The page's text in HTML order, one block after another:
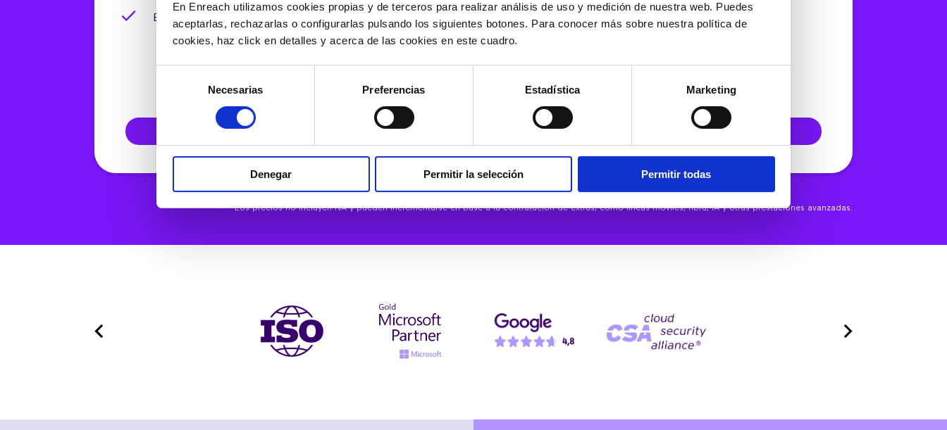
En Enreach utilizamos cookies propias y de terceros para realizar análisis de uso y medición de nuestra web. Puedes
aceptarlas, rechazarlas o configurarlas pulsando los siguientes botones. Para conocer más sobre nuestra política de
cookies, haz click en detalles y acerca de las cookies en este cuadro.
consentimiento
Necesarias Preferencias Estadística Marketing
Denegar Permitir la selección Permitir todas
Enreach Contact App
desde 246€/mes
SOLICITAR PRESUPUESTO
Enreach Contact App
desde 984€/mes
SOLICITAR PRESUPUESTO
*Los precios no incluyen IVA y pueden incrementarse en base a la contratación de extras, como líneas móviles, fibra, IA y otras prestaciones avanzadas.